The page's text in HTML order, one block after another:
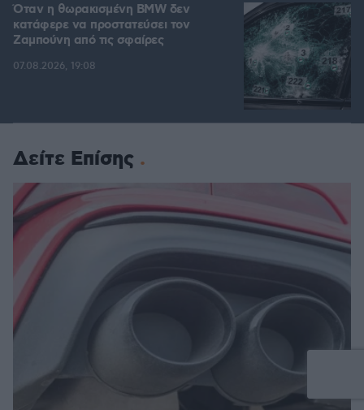
Όταν η θωρακισμένη BMW δεν
κατάφερε να προστατεύσει τον
Ζαμπούνη από τις σφαίρες
07.08.2026, 19:08
Δείτε Επίσης